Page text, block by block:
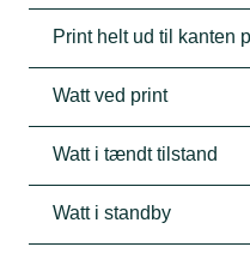
Print helt ud til kanten
Watt ved print
Watt i tændt tilstand
Watt i standby